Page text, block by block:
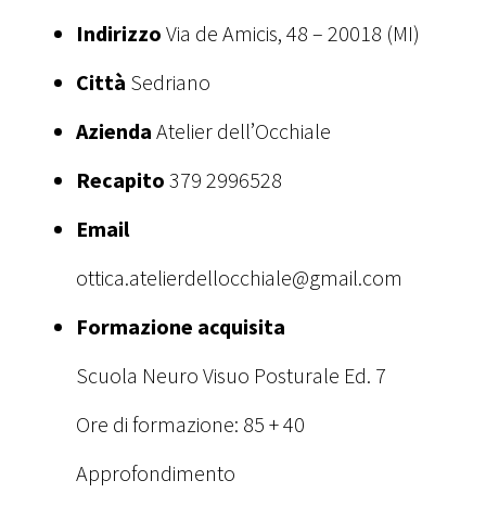
Indirizzo Via de Amicis, 48 – 20018 (MI)
Città Sedriano
Azienda Atelier dell’Occhiale
Recapito 379 2996528
Email
ottica.atelierdellocchiale@gmail.com
Formazione acquisita
Scuola Neuro Visuo Posturale Ed. 7
Ore di formazione: 85 + 40
Approfondimento